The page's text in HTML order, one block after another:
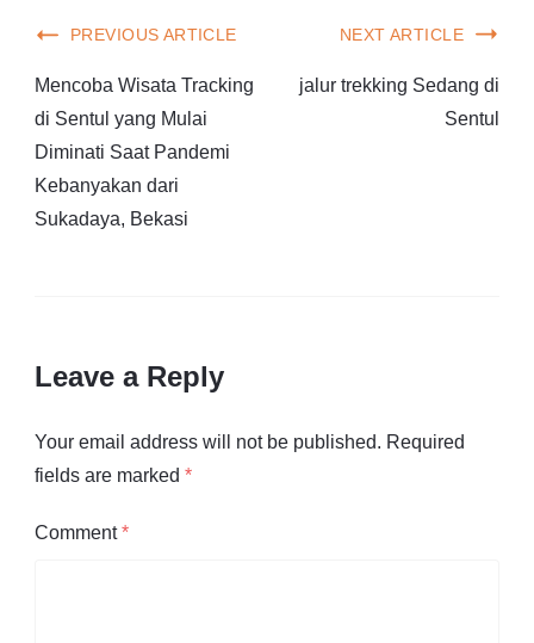
PREVIOUS ARTICLE
Mencoba Wisata Tracking
di Sentul yang Mulai
Diminati Saat Pandemi
Kebanyakan dari
Sukadaya, Bekasi
NEXT ARTICLE
jalur trekking Sedang di
Sentul
Leave a Reply
Your email address will not be published. Required
fields are marked *
Comment*